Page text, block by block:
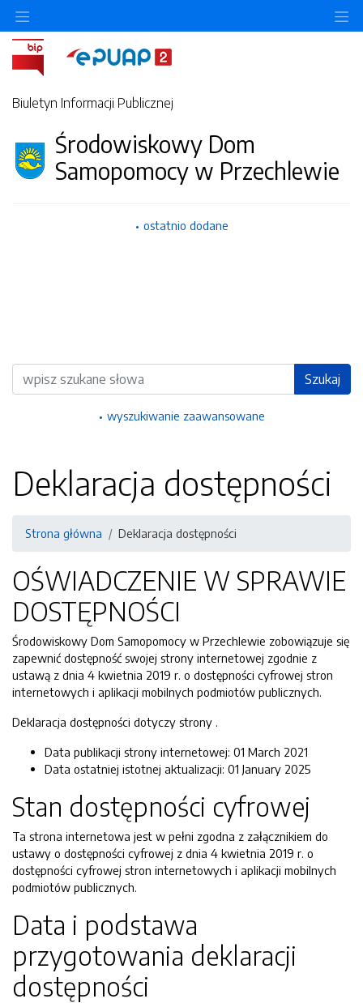
Biuletyn Informacji Publicznej
Środowiskowy Dom
Samopomocy w Przechlewie
ostatnio dodane
Wyszukiwarka Szukaj
wyszukiwanie zaawansowane
Deklaracja dostępności
Strona główna Deklaracja dostępności
OŚWIADCZENIE W SPRAWIE
DOSTĘPNOŚCI
Środowiskowy Dom Samopomocy w Przechlewie zobowiązuje się
zapewnić dostępność swojej strony internetowej zgodnie z
ustawą z dnia 4 kwietnia 2019 r. o dostępności cyfrowej stron
internetowych i aplikacji mobilnych podmiotów publicznych.
Deklaracja dostępności dotyczy strony .
Data publikacji strony internetowej: 01 March 2021
Data ostatniej istotnej aktualizacji: 01 January 2025
Stan dostępności cyfrowej
Ta strona internetowa jest w pełni zgodna z załącznikiem do
ustawy o dostępności cyfrowej z dnia 4 kwietnia 2019 r. o
dostępności cyfrowej stron internetowych i aplikacji mobilnych
podmiotów publicznych.
Data i podstawa
przygotowania deklaracji
dostępności